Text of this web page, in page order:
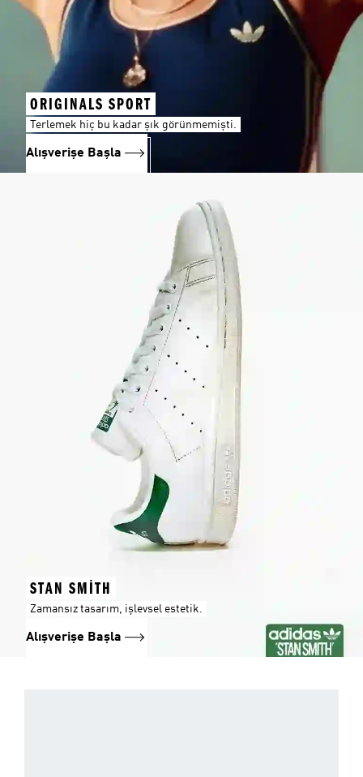
ORIGINALS SPORT
Terlemek hiç bu kadar şık görünmemişti.
Alışverişe Başla
STAN SMITH
Zamansız tasarım, işlevsel estetik.
Alışverişe Başla